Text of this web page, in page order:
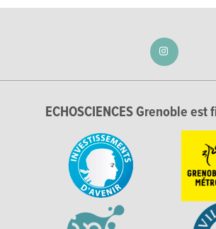
ECHOSCIENCES Grenoble est